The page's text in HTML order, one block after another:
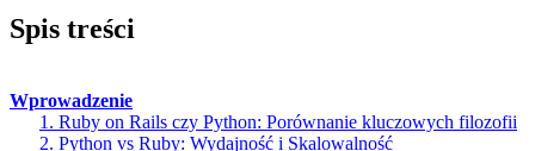
Spis treści
Wprowadzenie
1. Ruby on Rails czy Python: Porównanie kluczowych filozofii
2. Python vs Ruby: Wydajność i Skalowalność